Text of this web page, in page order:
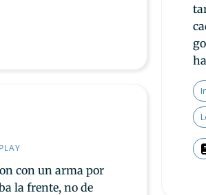
con un arma por
la frente, no de